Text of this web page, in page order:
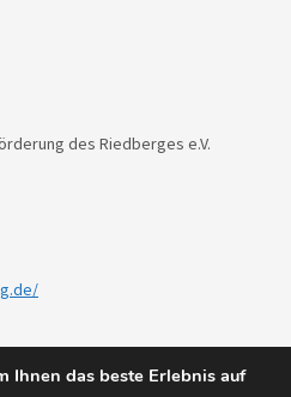
des Riedberges e.V.
Powered by WordPress
Ihnen das beste Erlebnis auf